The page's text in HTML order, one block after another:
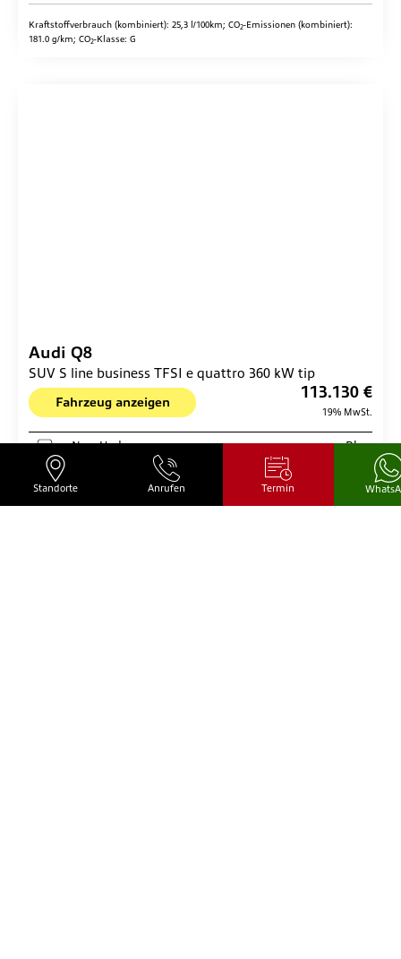
Standorte Anrufen Termin
Kraftstoffverbrauch (kombiniert): 25,3 l/100km; CO2-Emissionen (kombiniert):
181.0 g/km; CO2-Klasse: G
Audi Q8
SUV S line business TFSI e quattro 360 kW tip
Fahrzeug anzeigen
113.130 €
19% MwSt.
Neu- Und
Gebrauchtwagen
Pkw
Leistung
360 kW / 489 PS